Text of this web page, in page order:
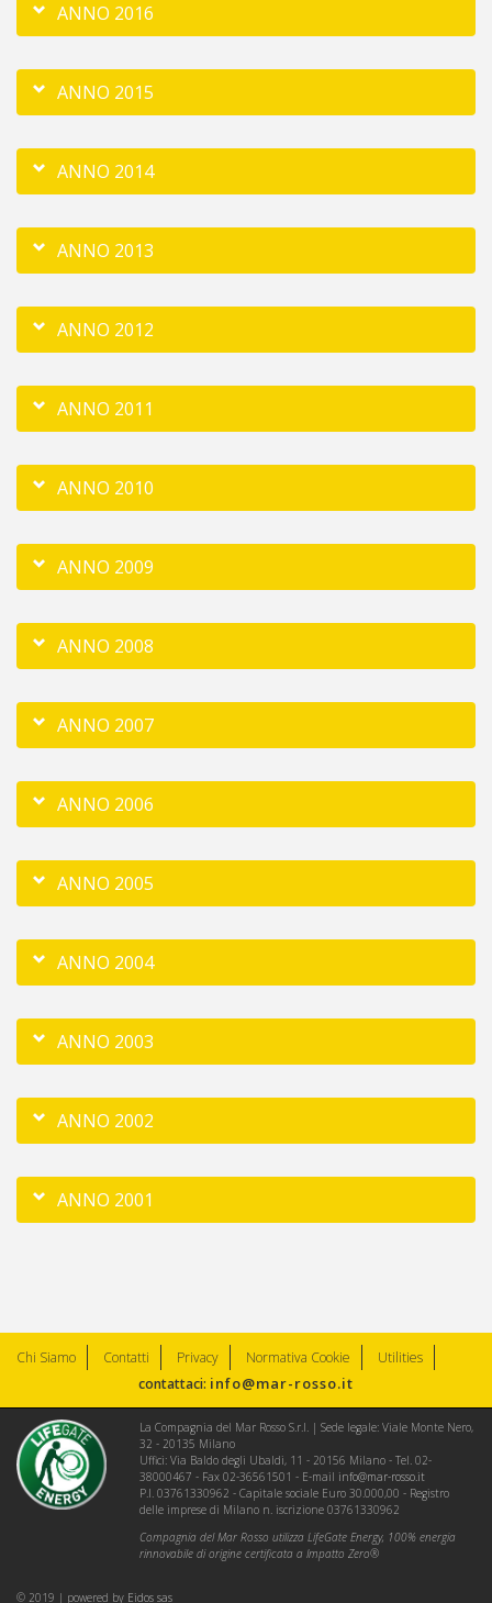
ANNO 2016
ANNO 2015
ANNO 2014
ANNO 2013
ANNO 2012
ANNO 2011
ANNO 2010
ANNO 2009
ANNO 2008
ANNO 2007
ANNO 2006
ANNO 2005
ANNO 2004
ANNO 2003
ANNO 2002
ANNO 2001
Chi Siamo Contatti Privacy Normativa Cookie
Utilities
contattaci: info@mar-rosso.it
La Compagnia del Mar Rosso S.r.l. | Sede legale: Viale Monte Nero,
32 - 20135 Milano
Uffici: Via Baldo degli Ubaldi, 11 - 20156 Milano - Tel. 02-
38000467 - Fax 02-36561501 - E-mail info@mar-rosso.it
P.I. 03761330962 - Capitale sociale Euro 30.000,00 - Registro
delle imprese di Milano n. iscrizione 03761330962
Compagnia del Mar Rosso utilizza LifeGate Energy, 100% energia
rinnovabile di origine certificata a Impatto Zero®
© 2019 | powered by Eidos sas